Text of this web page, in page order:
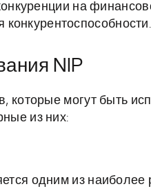
на
конкурентоспособности.
NIP
которые могут быть
из них:
одним из наиболее